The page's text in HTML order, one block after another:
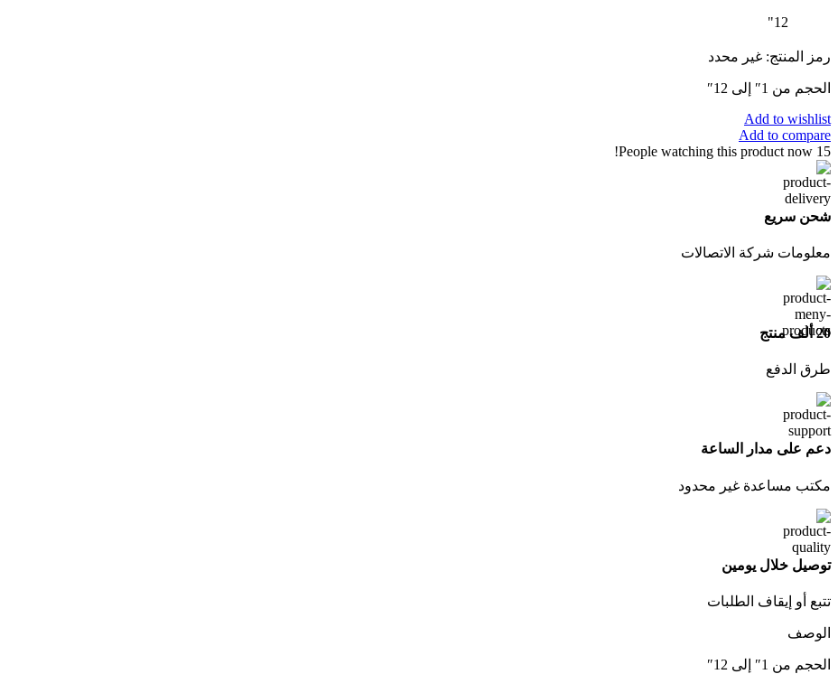
12"
رمز المنتج: غير محدد
الحجم من 1″ إلى 12″
Add to wishlist
Add to compare
15
People watching this product now!
شحن سريع
معلومات شركة الاتصالات
20 ألف منتج
طرق الدفع
دعم على مدار الساعة
مكتب مساعدة غير محدود
توصيل خلال يومين
تتبع أو إيقاف الطلبات
الوصف
الحجم من 1″ إلى 12″